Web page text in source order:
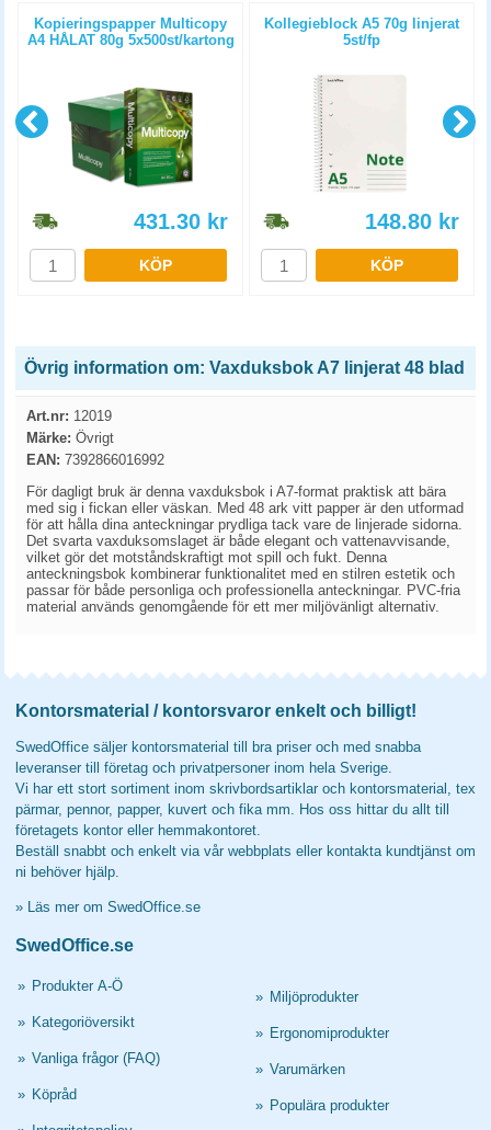
Kopieringspapper Multicopy
A4 HÅLAT 80g 5x500st/kartong
431.30 kr
KÖP
Kollegieblock A5 70g linjerat
5st/fp
148.80 kr
KÖP
Övrig information om: Vaxduksbok A7 linjerat 48 blad
Art.nr: 12019
Märke: Övrigt
EAN: 7392866016992
För dagligt bruk är denna vaxduksbok i A7-format praktisk att bära
med sig i fickan eller väskan. Med 48 ark vitt papper är den utformad
för att hålla dina anteckningar prydliga tack vare de linjerade sidorna.
Det svarta vaxduksomslaget är både elegant och vattenavvisande,
vilket gör det motståndskraftigt mot spill och fukt. Denna
anteckningsbok kombinerar funktionalitet med en stilren estetik och
passar för både personliga och professionella anteckningar. PVC-fria
material används genomgående för ett mer miljövänligt alternativ.
Kontorsmaterial / kontorsvaror enkelt och billigt!
SwedOffice säljer kontorsmaterial till bra priser och med snabba
leveranser till företag och privatpersoner inom hela Sverige.
Vi har ett stort sortiment inom skrivbordsartiklar och kontorsmaterial, tex
pärmar, pennor, papper, kuvert och fika mm. Hos oss hittar du allt till
företagets kontor eller hemmakontoret.
Beställ snabbt och enkelt via vår webbplats eller kontakta kundtjänst om
ni behöver hjälp.
» Läs mer om SwedOffice.se
SwedOffice.se
» Produkter A-Ö
» Kategoriöversikt
» Vanliga frågor (FAQ)
» Köpråd
» Miljöprodukter
» Ergonomiprodukter
» Varumärken
» Populära produkter